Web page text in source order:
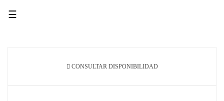
Navegación
☰
CONSULTAR DISPONIBILIDAD